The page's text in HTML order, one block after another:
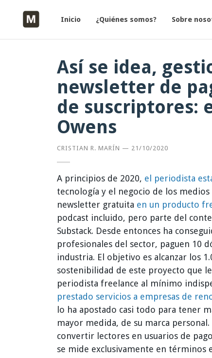
Inicio ¿Quiénes somos? Sobre
Así se idea,
newsletter de
de suscriptores:
Owens
CRISTIAN R. MARÍN — 21/10/2020
A principios de 2020, el periodista
tecnología y el negocio de los
newsletter gratuita en un producto
podcast incluido, pero parte del
Substack. Desde entonces ha
profesionales del sector, paguen 10
industria. El objetivo es alcanzar los
sostenibilidad de este proyecto que
periodista freelance al mínimo
prestado servicios a empresas de
lo ha apostado casi todo para tener
mayor medida, de su marca
convertir lectores en usuarios de
se mide exclusivamente en términos